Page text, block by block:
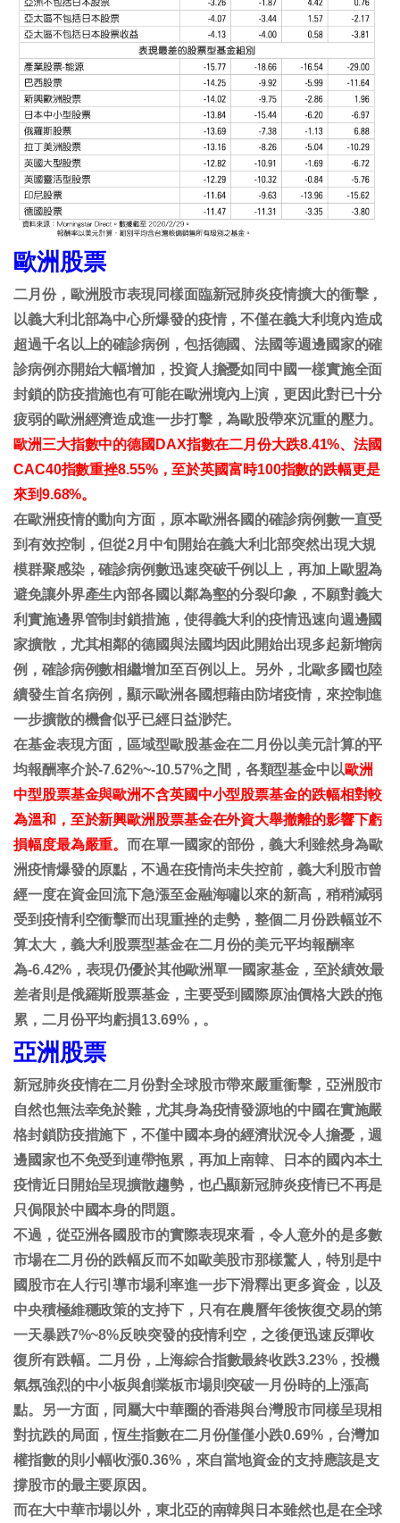
歐洲股票
二月份，歐洲股市表現同樣面臨新冠肺炎疫情擴大的衝擊，
以義大利北部為中心所爆發的疫情，不僅在義大利境內造成
超過千名以上的確診病例，包括德國、法國等週邊國家的確
診病例亦開始大幅增加，投資人擔憂如同中國一樣實施全面
封鎖的防疫措施也有可能在歐洲境內上演，更因此對已十分
疲弱的歐洲經濟造成進一步打擊，為歐股帶來沉重的壓力。
歐洲三大指數中的德國DAX指數在二月份大跌8.41%、法國
CAC40指數重挫8.55%，至於英國富時100指數的跌幅更是
來到9.68%。
在歐洲疫情的動向方面，原本歐洲各國的確診病例數一直受
到有效控制，但從2月中旬開始在義大利北部突然出現大規
模群聚感染，確診病例數迅速突破千例以上，再加上歐盟為
避免讓外界產生內部各國以鄰為壑的分裂印象，不願對義大
利實施邊界管制封鎖措施，使得義大利的疫情迅速向週邊國
家擴散，尤其相鄰的德國與法國均因此開始出現多起新增病
例，確診病例數相繼增加至百例以上。另外，北歐多國也陸
續發生首名病例，顯示歐洲各國想藉由防堵疫情，來控制進
一步擴散的機會似乎已經日益渺茫。
在基金表現方面，區域型歐股基金在二月份以美元計算的平
均報酬率介於-7.62%~-10.57%之間，各類型基金中以歐洲
中型股票基金與歐洲不含英國中小型股票基金的跌幅相對較
為溫和，至於新興歐洲股票基金在外資大舉撤離的影響下虧
損幅度最為嚴重。而在單一國家的部份，義大利雖然身為歐
洲疫情爆發的原點，不過在疫情尚未失控前，義大利股市曾
經一度在資金回流下急漲至金融海嘯以來的新高，稍稍減弱
受到疫情利空衝擊而出現重挫的走勢，整個二月份跌幅並不
算太大， 義大利股票型基金在二月份的美元平均報酬率
為-6.42%，表現仍優於其他歐洲單一國家基金，至於績效最
差者則是俄羅斯股票基金，主要受到國際原油價格大跌的拖
累，二月份平均虧損13.69%，。
亞洲股票
新冠肺炎疫情在二月份對全球股市帶來嚴重衝擊，亞洲股市
自然也無法幸免於難，尤其身為疫情發源地的中國在實施嚴
格封鎖防疫措施下，不僅中國本身的經濟狀況令人擔憂，週
邊國家也不免受到連帶拖累，再加上南韓、日本的國內本土
疫情近日開始呈現擴散趨勢，也凸顯新冠肺炎疫情已不再是
只侷限於中國本身的問題。
不過，從亞洲各國股市的實際表現來看，令人意外的是多數
市場在二月份的跌幅反而不如歐美股市那樣驚人，特別是中
國股市在人行引導市場利率進一步下滑釋出更多資金，以及
中央積極維穩政策的支持下，只有在農曆年後恢復交易的第
一天暴跌7%~8%反映突發的疫情利空，之後便迅速反彈收
復所有跌幅。二月份，
上海綜合指數最終收跌3.23%，投機
氣氛強烈的中小板與創業板市場則突破一月份時的上漲高
點。另一方面，同屬大中華圈的香港與台灣股市同樣呈現相
對抗跌的局面，恆生指數在二月份僅僅小跌0.69%，台灣加
權指數的則小幅收漲0.36%，來自當地資金的支持應該是支
撐股市的最主要原因。
而在大中華市場以外，東北亞的南韓與日本雖然也是在全球